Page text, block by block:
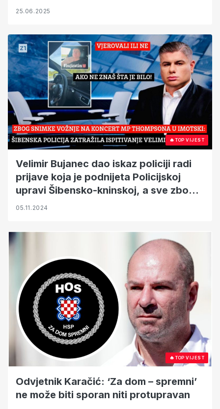
25.06.2025
🔥TOP VIJEST
Velimir Bujanec dao iskaz policiji radi
prijave koja je podnijeta Policijskoj
upravi Šibensko-kninskoj, a sve zbog
objavljene snimke iz automobila
05.11.2024
🔥TOP VIJEST
Odvjetnik Karačić: ‘Za dom – spremni’
ne može biti sporan niti protupravan